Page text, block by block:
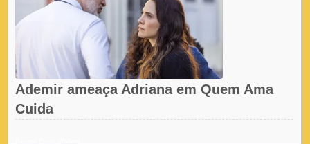
Ademir ameaça Adriana em Quem Ama
Cuida